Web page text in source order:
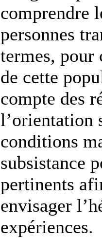
comprendre
personnes
termes, pour
de cette
compte des
l’orientation
conditions
subsistance
pertinents
envisager
expériences.